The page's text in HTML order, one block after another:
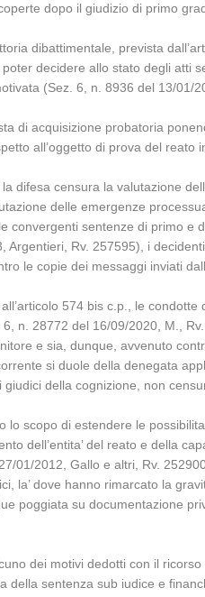
dopo il giudizio di primo
dibattimentale, prevista
decidere allo stato degli atti
(Sez. 6, n. 8936 del 13/01/
di acquisizione probatoria
all’oggetto di prova del
difesa censura la valutazione
delle emergenze
sentenze di primo e
Rv. 257595), i
le copie dei messaggi inviati
574 bis c.p., le
n. 28772 del 16/09/2020, M.,
e sia, dunque, avvenuto
si duole della denegata
della cognizione, non
scopo di estendere le
dell’entita’ del reato e della
01/2012, Gallo e altri, Rv.
dove hanno rimarcato la
poggiata su documentazione
dei motivi dedotti con il
della sentenza sub iudice e